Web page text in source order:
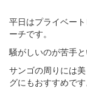
平日はプライベー
ーチです。
騒がしいのが苦手
サンゴの周りには
グにもおすすめです